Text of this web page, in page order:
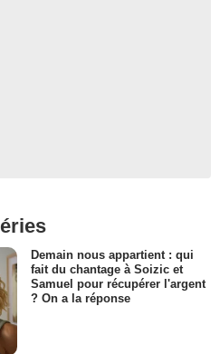
Demain nous appartient : qui
fait du chantage à Soizic et
Samuel pour récupérer l'argent
? On a la réponse